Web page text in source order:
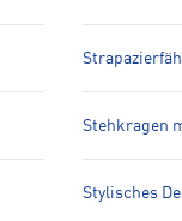
Stehkragen
Stylisches